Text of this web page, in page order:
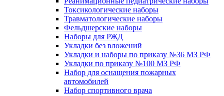
Токсикологические наборы
Травматологические наборы
Фельдшерские наборы
Наборы для РЖД
Укладки без вложений
Укладки и наборы по приказу №36 МЗ РФ
Укладки по приказу №100 МЗ РФ
Набор для оснащения пожарных
автомобилей
Набор спортивного врача